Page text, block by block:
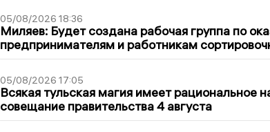
05/08/2026 18:36
Миляев: Будет создана рабочая группа по
предпринимателям и работникам
05/08/2026 17:05
Всякая тульская магия имеет рациональное
совещание правительства 4 августа